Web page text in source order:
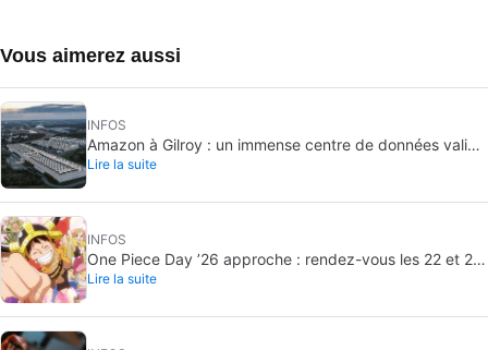
Vous aimerez aussi
INFOS
Amazon à Gilroy : un immense centre de données validé
sans vote public
Lire la suite
INFOS
One Piece Day ’26 approche : rendez-vous les 22 et 23
août
Lire la suite